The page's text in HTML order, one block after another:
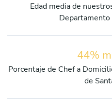
Edad media de
44%
Porcentaje de Chef a
de